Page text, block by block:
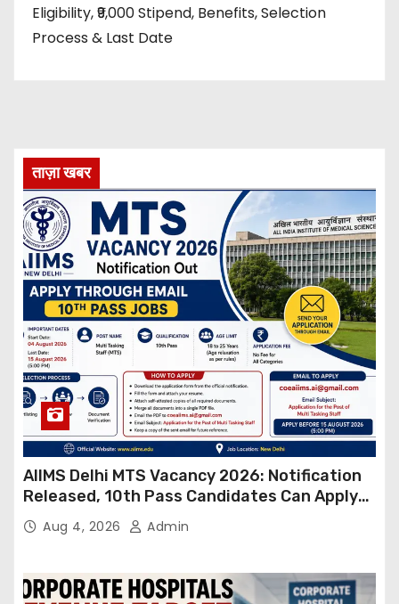
Eligibility, ₹9,000 Stipend, Benefits, Selection
Process & Last Date
ताज़ा खबर
AIIMS Delhi MTS Vacancy 2026: Notification
Released, 10th Pass Candidates Can Apply
Through Email
Aug 4, 2026 Admin